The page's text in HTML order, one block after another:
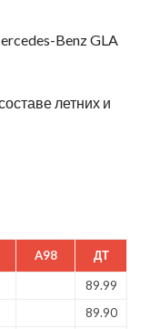
Benz GLA
летних и
A98 ДТ
89.99
89.90